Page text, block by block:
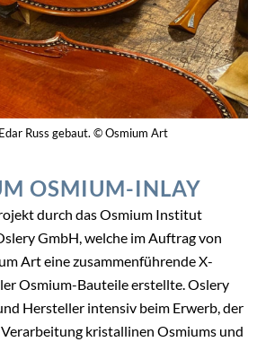
Russ gebaut. © Osmium Art
OSMIUM-INLAY
durch das Osmium Institut
GmbH, welche im Auftrag von
Art eine zusammenführende X-
Osmium-Bauteile erstellte. Oslery
Hersteller intensiv beim Erwerb, der
kristallinen Osmiums und